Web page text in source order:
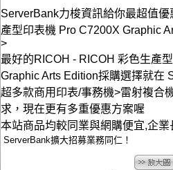
ServerBank力梭資訊給你最超值
產型印表機 Pro C7200X Graphic
>
最好的RICOH - RICOH 彩色生產
Graphic Arts Edition採購選擇就在
超多款商用印表/事務機>雷射複合
求，現在更有多重優惠方案喔
本站商品均較同業與網購便宜,企
ServerBank擴大招募業務同仁！